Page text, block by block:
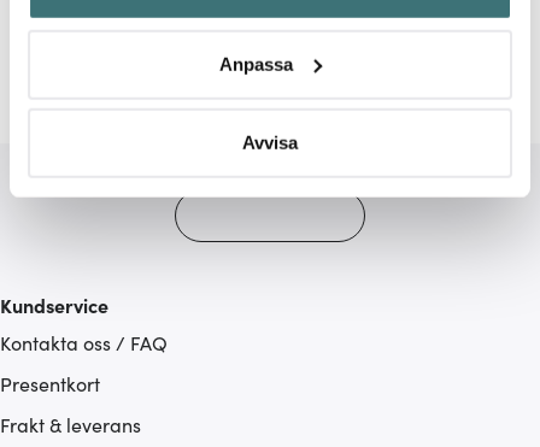
Identifiera din enhet genom att aktivt skanna den för
Ta reda på mer om hur dina personliga uppgifter
Du kan ändra eller dra tillbaka ditt samtycke när som
Vi använder cookies för att innehållet och annonserna
hemsidan ännu bättre. Du bestämmer själv vilka cookies
som du vill dela med dig av.
Anpassa
Avvisa
Kundservice
Kontakta oss / FAQ
Presentkort
Frakt & leverans